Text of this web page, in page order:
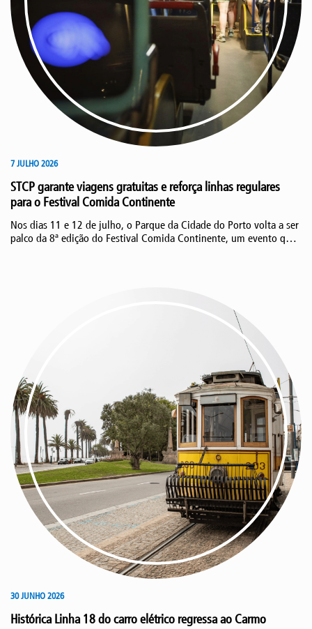
7 JULHO 2026
STCP garante viagens gratuitas e reforça linhas regulares
para o Festival Comida Continente
Nos dias 11 e 12 de julho, o Parque da Cidade do Porto volta a ser
palco da 8ª edição do Festival Comida Continente, um evento que
30 JUNHO 2026
Histórica Linha 18 do carro elétrico regressa ao Carmo